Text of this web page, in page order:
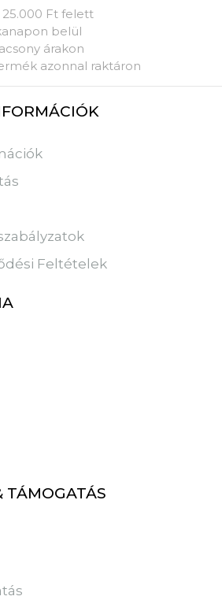
25.000 Ft felett
belül
árakon
azonnal raktáron
Feltételek
TÁMOGATÁS